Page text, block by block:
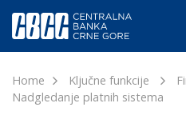
Home Ključne funkcije
Nadgledanje platnih sistema